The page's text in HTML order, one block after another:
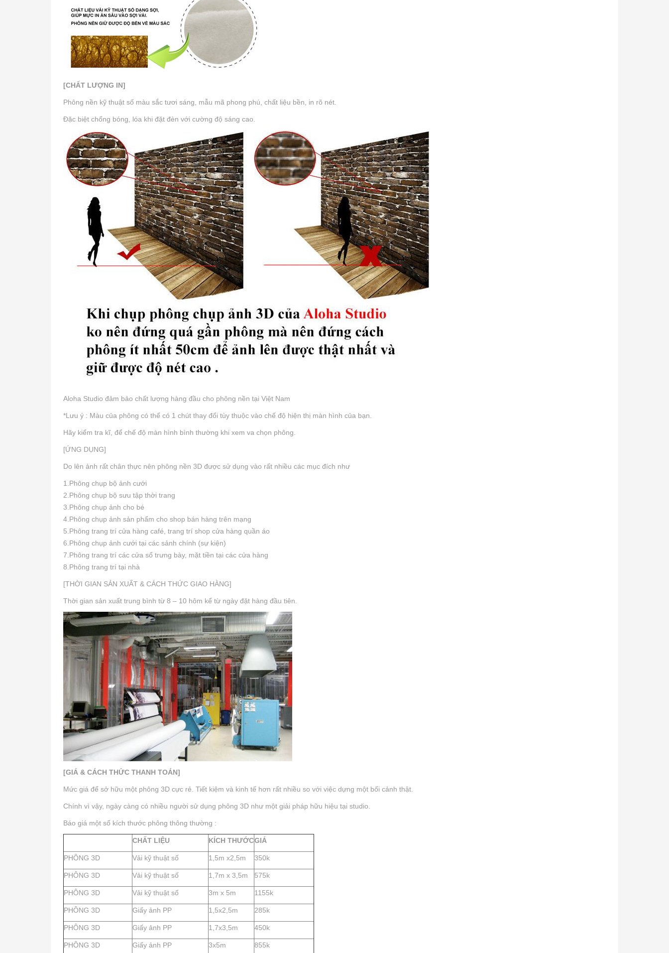
[CHẤT LƯỢNG IN]
Phông nền kỹ thuật số màu sắc tươi sáng, mẫu mã phong phú, chất liệu bền, in rõ nét.
Đặc biệt chống bóng, lóa khi đặt đèn với cường độ sáng cao.
Aloha Studio đảm bảo chất lượng hàng đầu cho phông nền tại Việt Nam
*Lưu ý : Màu của phông có thể có 1 chút thay đổi tùy thuộc vào chế độ hiện thị màn hình của bạn.
Hãy kiểm tra kĩ, để chế độ màn hình bình thường khi xem va chọn phông.
[ỨNG DỤNG]
Do lên ảnh rất chân thực nên phông nền 3D được sử dụng vào rất nhiều các mục đích như
1.Phông chụp bộ ảnh cưới
2.Phông chụp bộ sưu tập thời trang
3.Phông chụp ảnh cho bé
4.Phông chụp ảnh sản phẩm cho shop bán hàng trên mạng
5.Phông trang trí cửa hàng café, trang trí shop cửa hàng quần áo
6.Phông chụp ảnh cưới tại các sảnh chính (sự kiện)
7.Phông trang trí các cửa sổ trưng bày, mặt tiền tại các cửa hàng
8.Phông trang trí tại nhà
[THỜI GIAN SẢN XUẤT & CÁCH THỨC GIAO HÀNG]
Thời gian sản xuất trung bình từ 8 – 10 hôm kể từ ngày đặt hàng đầu tiên.
[GIÁ & CÁCH THỨC THANH TOÁN]
Mức giá để sở hữu một phông 3D cực rẻ. Tiết kiệm và kinh tế hơn rất nhiều so với việc dựng một bối cảnh thật.
Chính vì vậy, ngày càng có nhiều người sử dụng phông 3D như một giải pháp hữu hiệu tại studio.
Báo giá một số kích thước phông thông thường :
CHẤT LIỆU KÍCH THƯỚCGIÁ
PHÔNG 3D Vải kỹ thuật số 1,5m x2,5m 350k
PHÔNG 3D Vải kỹ thuật số 1,7m x 3,5m 575k
PHÔNG 3D Vải kỹ thuật số 3m x 5m 1155k
PHÔNG 3D Giấy ảnh PP 1,5x2,5m 285k
PHÔNG 3D Giấy ảnh PP 1,7x3,5m 450k
PHÔNG 3D Giấy ảnh PP 3x5m 855k